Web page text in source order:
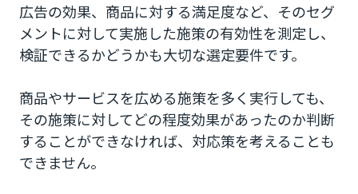
広告の効果、商品に対する満足度など、そのセグ
メントに対して実施した施策の有効性を測定し、
検証できるかどうかも大切な選定要件です。
商品やサービスを広める施策を多く実行しても、
その施策に対してどの程度効果があったのか判断
することができなければ、対応策を考えることも
できません。